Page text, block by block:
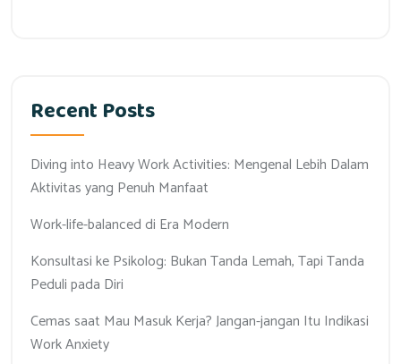
Recent Posts
Diving into Heavy Work Activities: Mengenal Lebih Dalam
Aktivitas yang Penuh Manfaat
Work-life-balanced di Era Modern
Konsultasi ke Psikolog: Bukan Tanda Lemah, Tapi Tanda
Peduli pada Diri
Cemas saat Mau Masuk Kerja? Jangan-jangan Itu Indikasi
Work Anxiety